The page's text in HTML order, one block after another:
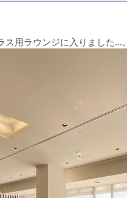
用ラウンジに入りました...。